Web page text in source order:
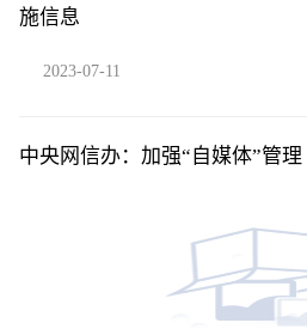
施信息
2023-07-11
中央网信办：加强“自媒体”管